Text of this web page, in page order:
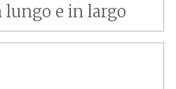
lungo e in largo